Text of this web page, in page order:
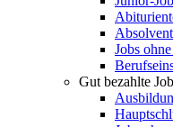
Jobs
Gut bezahlte